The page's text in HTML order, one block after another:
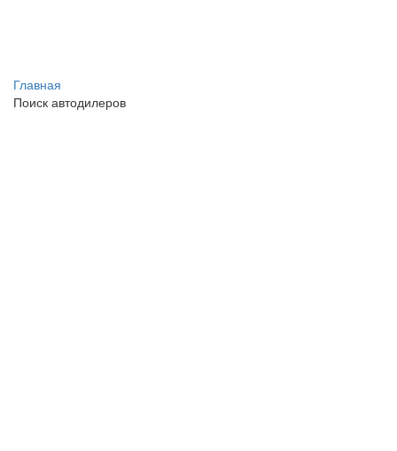
Главная
Поиск автодилеров